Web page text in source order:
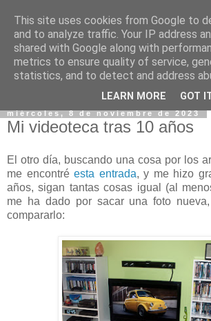
miércoles, 8 de noviembre de 2023
Mi videoteca tras 10 años
El otro día, buscando una cosa por los
me encontré esta entrada, y me hizo
años, sigan tantas cosas igual (al
me ha dado por sacar una foto
compararlo:
This site uses cookies from Google to
and to analyze traffic. Your IP address
shared with Google along with
metrics to ensure quality of service,
statistics, and to detect and address
LEARN MORE GOT